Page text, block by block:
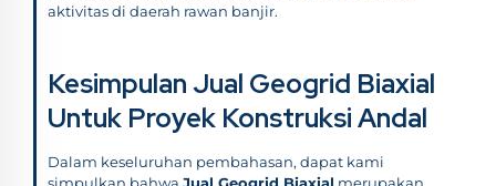
aktivitas di daerah rawan banjir.
Kesimpulan Jual Geogrid Biaxial
Untuk Proyek Konstruksi Andal
Dalam keseluruhan pembahasan, dapat kami
simpulkan bahwa Jual Geogrid Biaxial merupakan